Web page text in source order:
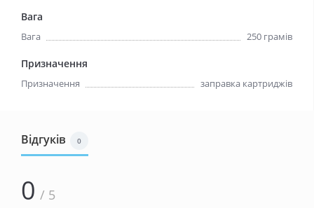
Вага
Вага 250 грамів
Призначення
Призначення заправка картриджів
Відгуків 0
0 / 5